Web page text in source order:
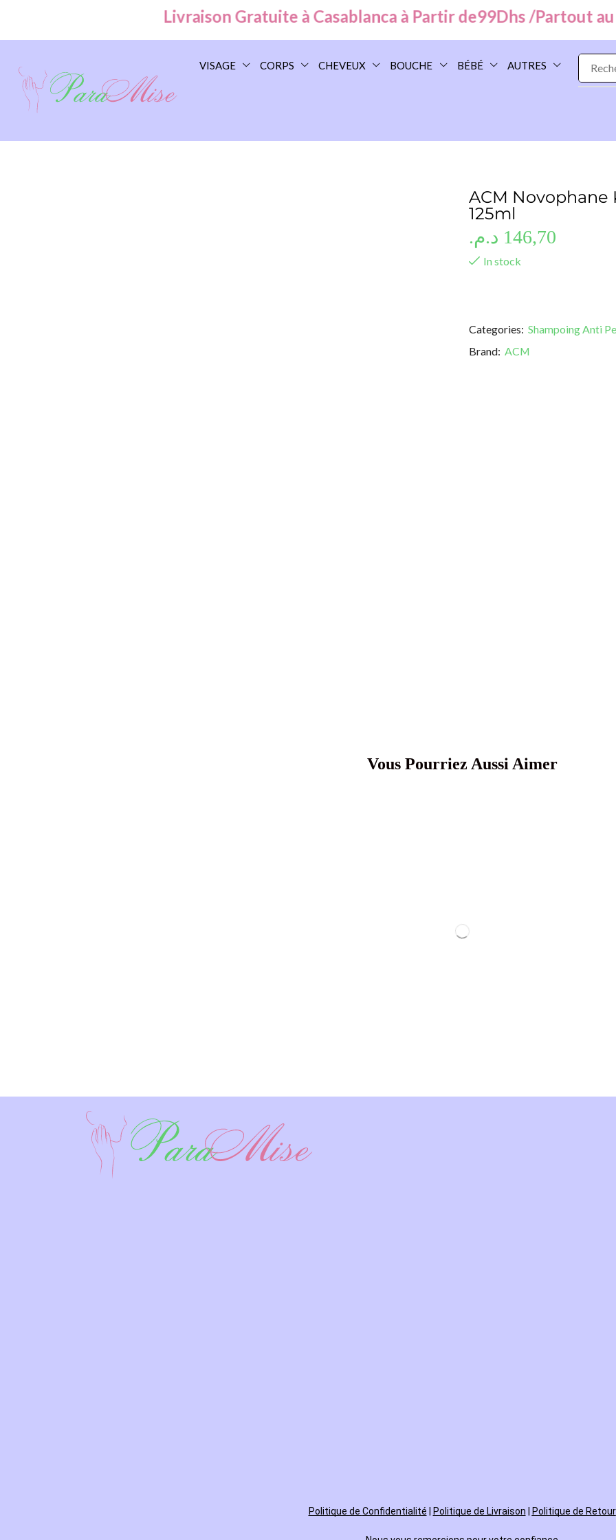
Livraison Gratuite à Casablanca à Partir de99Dhs /Partout au
VISAGE CORPS CHEVEUX BOUCHE BÉBÉ AUTRES
ACM Novophane
125ml
146,70 د.م.
In stock
Categories: Shampoing Anti
Brand: ACM
Vous Pourriez Aussi Aimer
Politique de Confidentialité | Politique de Livraison | Politique de Retour